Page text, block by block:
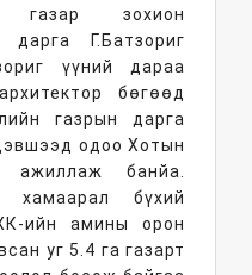
газар зохион
дарга Г.Батзориг
үүний дараа
бөгөөд
газрын дарга
одоо Хотын
ажиллаж банйа.
хамаарал бүхий
ийн амины орон
уг 5.4 га газарт